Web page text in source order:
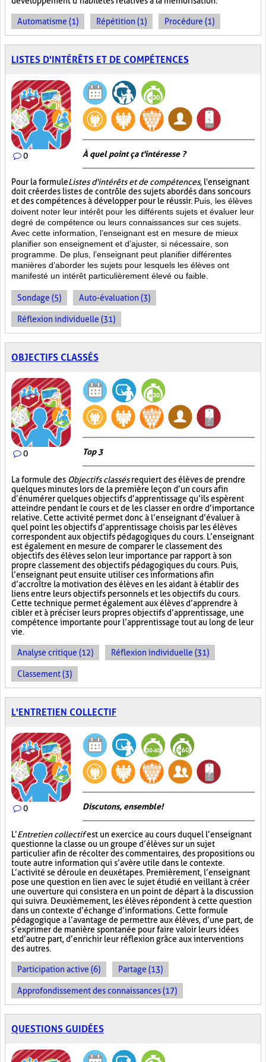
Automatisme (1) Répétition (1) Procédure (1)
LISTES D'INTÉRÊTS ET DE COMPÉTENCES
0 À quel point ça t'intéresse ?
Pour la formuleListes d'intérêts et de compétences, l'enseignant
doit créer des listes de contrôle des sujets abordés dans son cours
et des compétences à développer pour le réussir. Puis, les élèves
doivent noter leur intérêt pour les différents sujets et évaluer leur
degré de compétence ou leurs connaissances sur ces sujets.
Avec cette information, l’enseignant est en mesure de mieux
planifier son enseignement et d’ajuster, si nécessaire, son
programme. De plus, l’enseignant peut planifier différentes
manières d’aborder les sujets pour lesquels les élèves ont
manifesté un intérêt particulièrement élevé ou faible.
Sondage (5) Auto-évaluation (3)
Réflexion individuelle (31)
OBJECTIFS CLASSÉS
0 Top 3
La formule des Objectifs classésrequiert des élèves de prendre
quelques minutes lors de la première leçon d’un cours afin
d’énumérer quelques objectifs d’apprentissage qu’ils espèrent
atteindre pendant le cours et de les classer en ordre d’importance
relative. Cette activité permet donc à l’enseignant d’évaluer à
quel point les objectifs d’apprentissage choisis par les élèves
correspondent aux objectifs pédagogiques du cours. L’enseignant
est également en mesure de comparer le classement des
objectifs des élèves selon leur importance par rapport à son
propre classement des objectifs pédagogiques du cours. Puis,
l’enseignant peut ensuite utiliser ces informations afin
d’accroître la motivation des élèves en les aidant à établir des
liens entre leurs objectifs personnels et les objectifs du cours.
Cette technique permet également aux élèves d’apprendre à
cibler et à préciser leurs propres objectifs d’apprentissage, une
compétence importante pour l’apprentissage tout au long de leur
vie.
Analyse critique (12) Réflexion individuelle (31)
Classement (3)
L'ENTRETIEN COLLECTIF
0 Discutons, ensemble!
L’Entretien collectifest un exercice au cours duquel l’enseignant
questionne la classe ou un groupe d’élèves sur un sujet
particulier afin de récolter des commentaires, des propositions ou
toute autre information qui s’avère utile dans le contexte.
L’activité se déroule en deux étapes. Premièrement, l’enseignant
pose une question en lien avec le sujet étudié en veillant à créer
une ouverture qui consistera en un point de départ à la discussion
qui suivra. Deuxièmement, les élèves répondent à cette question
dans un contexte d’échange d’informations. Cette formule
pédagogique a l’avantage de permettre aux élèves, d’une part, de
s’exprimer de manière spontanée pour faire valoir leurs idées
et d’autre part, d’enrichir leur réflexion grâce aux interventions
des autres.
Participation active (6) Partage (13)
Approfondissement des connaissances (17)
QUESTIONS GUIDÉES